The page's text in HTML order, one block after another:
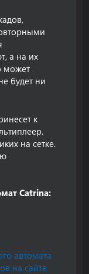
а на их
может
будет ни
к
на сетке.
Catrina:
автомата
на сайте